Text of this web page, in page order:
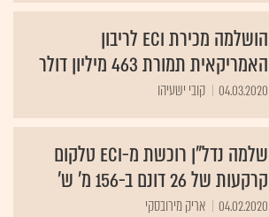
הושלמה מכירת ECI לריבון
האמריקאית תמורת 463 מיליון דולר
04.03.2020 קובי ישעיהו
שלמה נדל"ן רוכשת מ-ECI טלקום
קרקעות של 26 דונם ב-156 מ' ש'
04.02.2020 אריק מירובסקי